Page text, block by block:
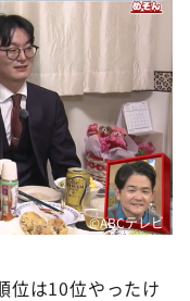
©ABCテレビ
位は10位やったけ